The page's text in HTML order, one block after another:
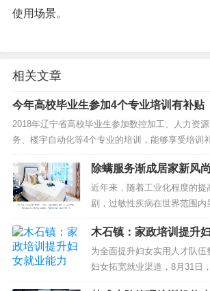
使用场景。
相关文章
今年高校毕业生参加4个专业培训有补贴
2018年辽宁省高校毕业生参加数控加工、人力资
务、楼宇自动化等4个专业的培训，能够享受培训
社厅对2018年全省高校毕业生专业转换及技能提
署，...
除螨服务渐成居家新风
训满足市场
近年来，随着工业化程度的提
剧，过敏性疾病在世界范围内
在引起过敏性疾病的众多过敏
遍、危害最大的，除了会引发
哮喘、过敏性鼻炎、痤疮...
木石镇：家政培训提升
为全面提升妇女实用人才队伍
妇女拓宽就业渠道，8月31日
市仁和家政培训学校在121会